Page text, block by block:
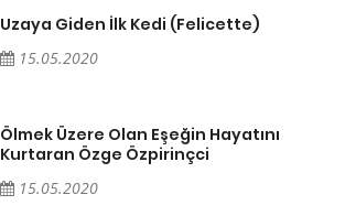
Uzaya Giden İlk Kedi (Felicette)
15.05.2020
Ölmek Üzere Olan Eşeğin Hayatını
Kurtaran Özge Özpirinçci
15.05.2020